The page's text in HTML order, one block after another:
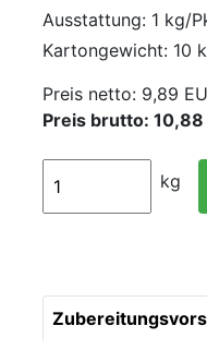
Ausstattung: 1 kg/
Kartongewicht: 10
Preis netto: 9,89
Preis brutto: 10,88
kg